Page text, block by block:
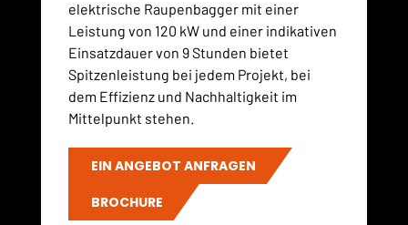
elektrische Raupenbagger mit einer
Leistung von 120 kW und einer indikativen
Einsatzdauer von 9 Stunden bietet
Spitzenleistung bei jedem Projekt, bei
dem Effizienz und Nachhaltigkeit im
Mittelpunkt stehen.
EIN ANGEBOT ANFRAGEN
BROCHURE